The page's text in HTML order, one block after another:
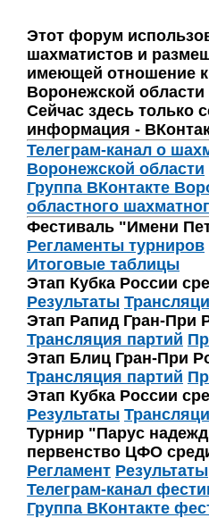
Этот форум
шахматистов и
имеющей отношение
Воронежской области
Сейчас здесь только
информация -
Телеграм-канал о
Воронежской области
Группа ВКонтакте
областного
Фестиваль "Имени
Регламенты турниров
Итоговые таблицы
Этап Кубка России
Результаты
Этап Рапид Гран-При
Трансляция партий
Этап Блиц Гран-При
Трансляция партий
Этап Кубка России
Результаты
Турнир "Парус
первенство ЦФО
Регламент Результаты
Телеграм-канал
Группа ВКонтакте